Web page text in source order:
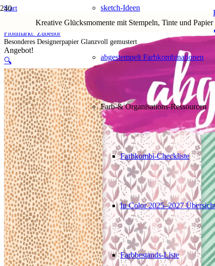
Kreative Glücksmomente mit Stempeln, Tinte und Papier
sketch-Ideen
abgestempelt Farbkombinationen
Farb-& Organisations-Ressourcen
Farbkombi-Checkliste
In Color 2025–2027
Farbbestands-Liste
Start
5. Flohmarkt
Flohmarkt: Zubehör
Besonderes Designerpapier Glanzvoll gemustert
Angebot!
🔍